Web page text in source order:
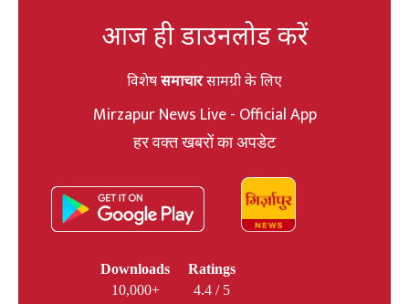
आज ही डाउनलोड करें
विशेषसमाचारसामग्री के लिए
Mirzapur News Live - Official App
हर वक्त खबरों का अपडेट
Downloads
10,000+
Ratings
4.4 / 5